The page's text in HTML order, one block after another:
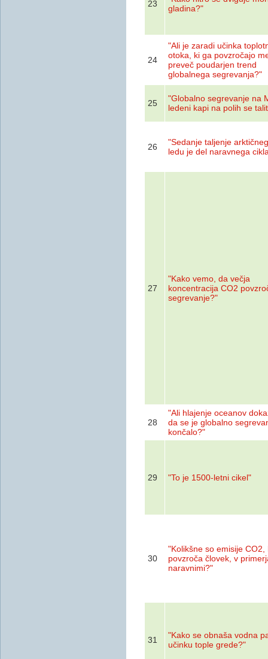
23
gladina?"
24
"Ali je zaradi učinka
otoka, ki ga povzročajo
preveč poudarjen trend
globalnega segrevanja?"
25
"Globalno segrevanje na
ledeni kapi na polih se
26
"Sedanje taljenje
ledu je del naravnega
27
"Kako vemo, da večja
koncentracija CO2
segrevanje?"
28
"Ali hlajenje oceanov
da se je globalno
končalo?"
29 "To je 1500-letni cikel"
30
"Kolikšne so emisije CO2,
povzroča človek, v
naravnimi?"
31
"Kako se obnaša vodna
učinku tople grede?"